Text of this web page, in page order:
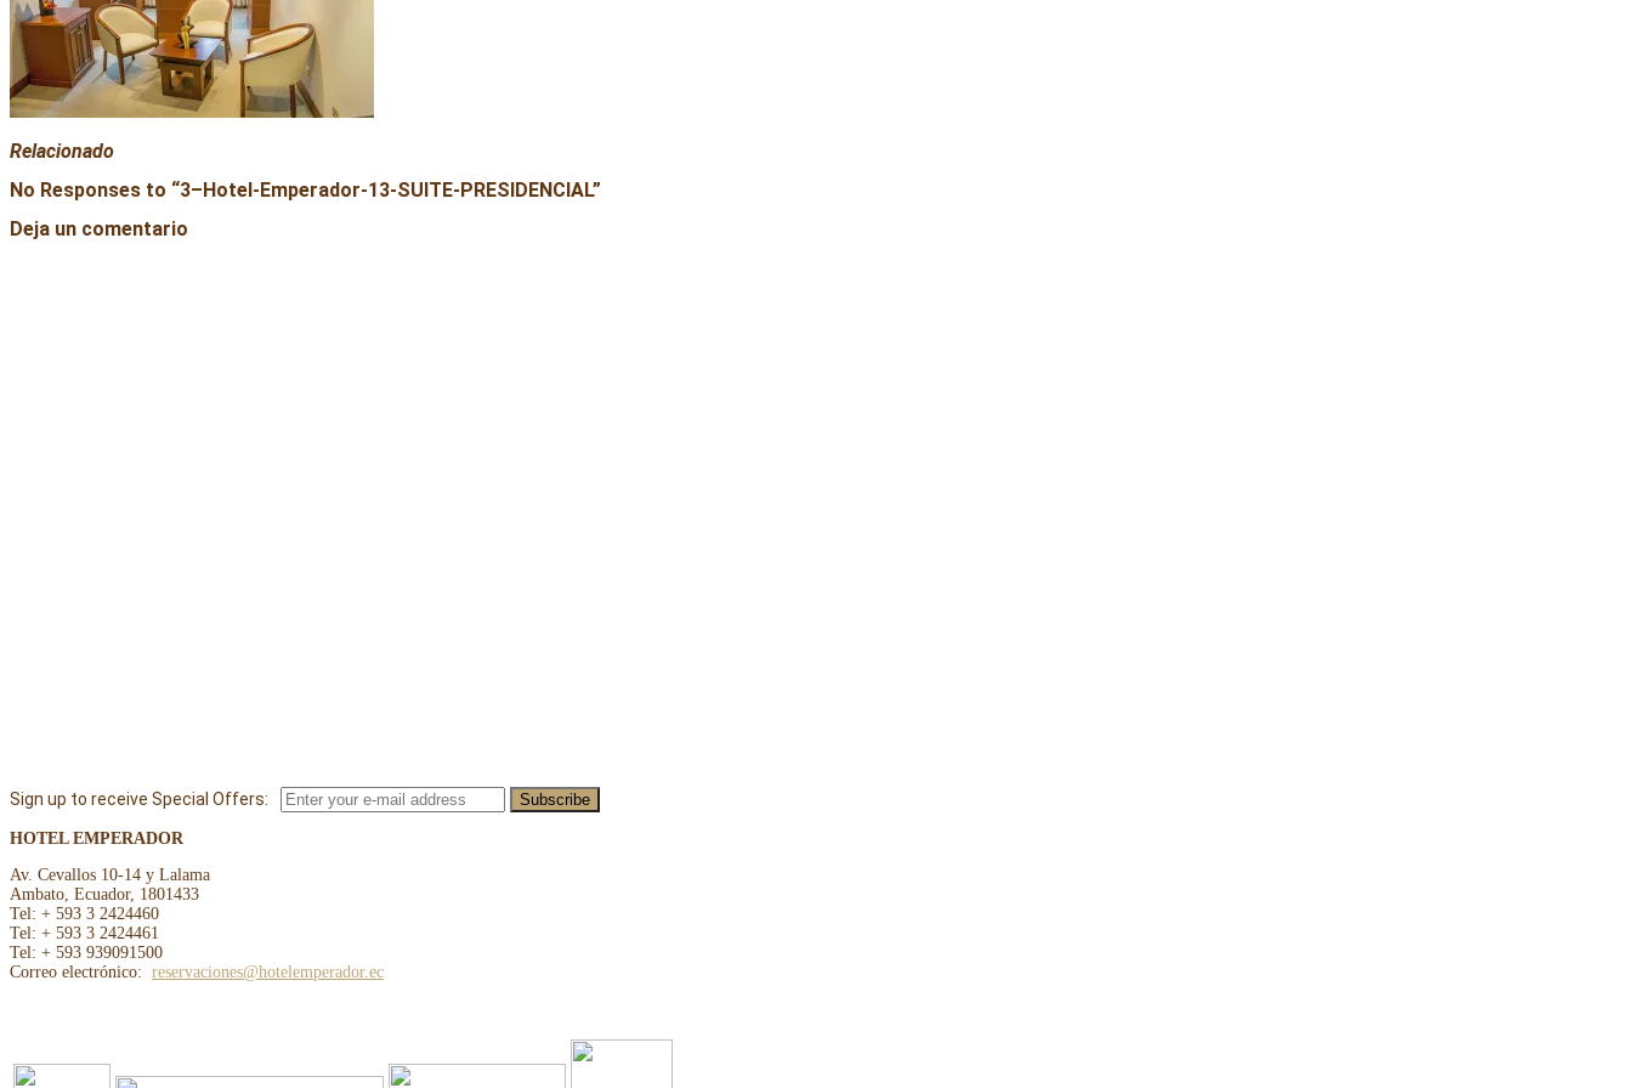
Relacionado
No Responses to “3–Hotel-Emperador-13-SUITE-PRESIDENCIAL”
Deja un comentario
Sign up to receive Special Offers:
HOTEL EMPERADOR
Av. Cevallos 10-14 y Lalama
Ambato, Ecuador, 1801433
Tel: + 593 3 2424460
Tel: + 593 3 2424461
Tel: + 593 939091500
Correo electrónico: reservaciones@hotelemperador.ec